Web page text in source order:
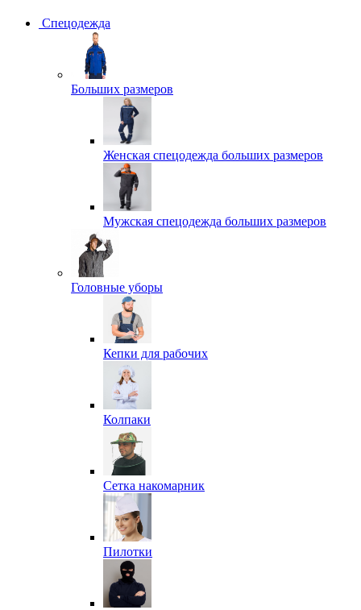
Спецодежда
Больших размеров
Женская спецодежда больших размеров
Мужская спецодежда больших размеров
Головные уборы
Кепки для рабочих
Колпаки
Сетка накомарник
Пилотки